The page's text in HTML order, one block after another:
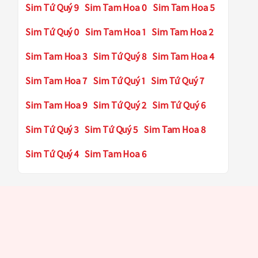
Sim Tứ Quý 9 Sim Tam Hoa 0 Sim Tam Hoa 5
Sim Tứ Quý 0 Sim Tam Hoa 1 Sim Tam Hoa 2
Sim Tam Hoa 3 Sim Tứ Quý 8 Sim Tam Hoa 4
Sim Tam Hoa 7 Sim Tứ Quý 1 Sim Tứ Quý 7
Sim Tam Hoa 9 Sim Tứ Quý 2 Sim Tứ Quý 6
Sim Tứ Quý 3 Sim Tứ Quý 5 Sim Tam Hoa 8
Sim Tứ Quý 4 Sim Tam Hoa 6